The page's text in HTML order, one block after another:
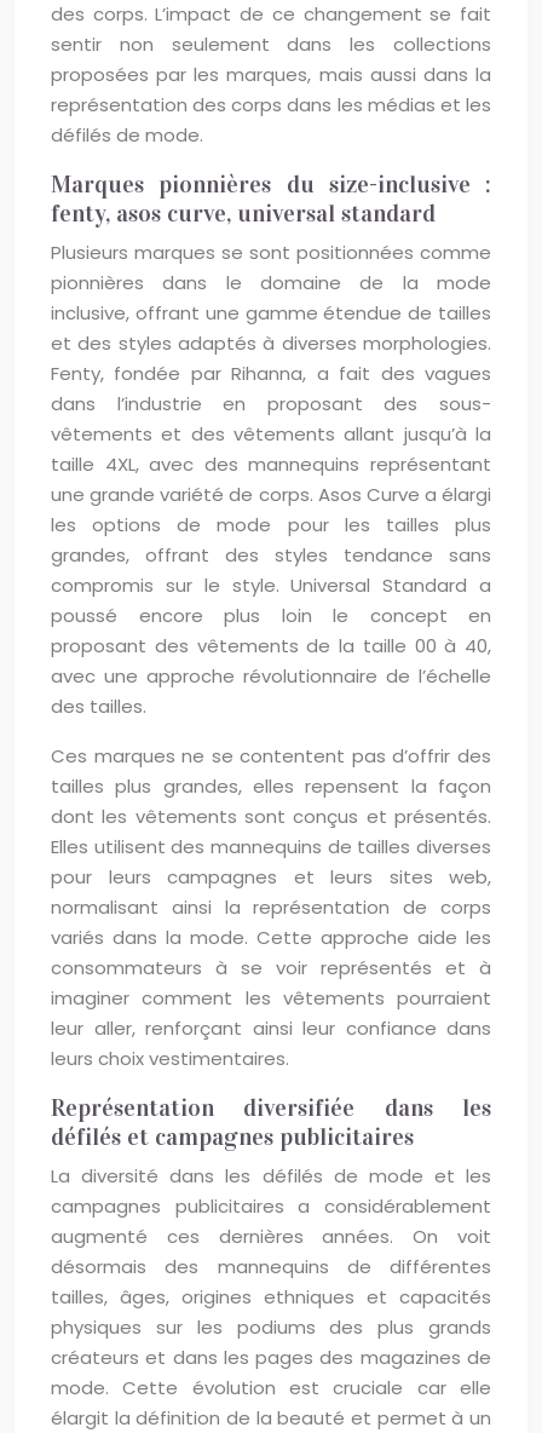
des corps. L’impact de ce changement se fait
sentir non seulement dans les collections
proposées par les marques, mais aussi dans la
représentation des corps dans les médias et les
défilés de mode.
Marques pionnières du size-inclusive :
fenty, asos curve, universal standard
Plusieurs marques se sont positionnées comme
pionnières dans le domaine de la mode
inclusive, offrant une gamme étendue de tailles
et des styles adaptés à diverses morphologies.
Fenty, fondée par Rihanna, a fait des vagues
dans l’industrie en proposant des sous-
vêtements et des vêtements allant jusqu’à la
taille 4XL, avec des mannequins représentant
une grande variété de corps. Asos Curve a élargi
les options de mode pour les tailles plus
grandes, offrant des styles tendance sans
compromis sur le style. Universal Standard a
poussé encore plus loin le concept en
proposant des vêtements de la taille 00 à 40,
avec une approche révolutionnaire de l’échelle
des tailles.
Ces marques ne se contentent pas d’offrir des
tailles plus grandes, elles repensent la façon
dont les vêtements sont conçus et présentés.
Elles utilisent des mannequins de tailles diverses
pour leurs campagnes et leurs sites web,
normalisant ainsi la représentation de corps
variés dans la mode. Cette approche aide les
consommateurs à se voir représentés et à
imaginer comment les vêtements pourraient
leur aller, renforçant ainsi leur confiance dans
leurs choix vestimentaires.
Représentation diversifiée dans les
défilés et campagnes publicitaires
La diversité dans les défilés de mode et les
campagnes publicitaires a considérablement
augmenté ces dernières années. On voit
désormais des mannequins de différentes
tailles, âges, origines ethniques et capacités
physiques sur les podiums des plus grands
créateurs et dans les pages des magazines de
mode. Cette évolution est cruciale car elle
élargit la définition de la beauté et permet à un